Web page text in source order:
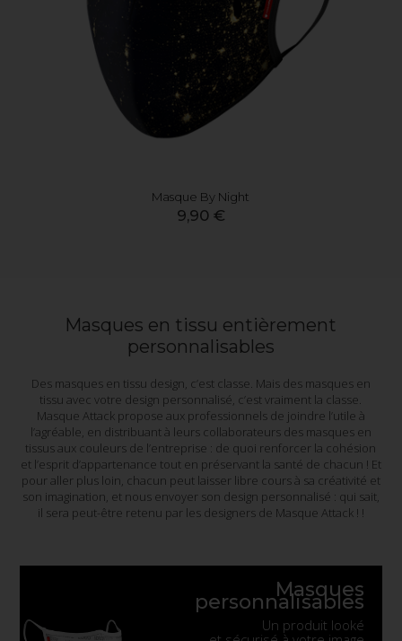
Masque By Night
9,90 €
Masques en tissu entièrement
personnalisables
Des masques en tissu design, c’est classe. Mais des masques en
tissu avec votre design personnalisé, c’est vraiment la classe.
Masque Attack propose aux professionnels de joindre l’utile à
l’agréable, en distribuant à leurs collaborateurs des masques en
tissus aux couleurs de l’entreprise : de quoi renforcer la cohésion
et l’esprit d’appartenance tout en préservant la santé de chacun ! Et
pour aller plus loin, chacun peut laisser libre cours à sa créativité et
son imagination, et nous envoyer son design personnalisé : qui sait,
il sera peut-être retenu par les designers de Masque Attack ! !
Masques
personnalisables
Un produit looké